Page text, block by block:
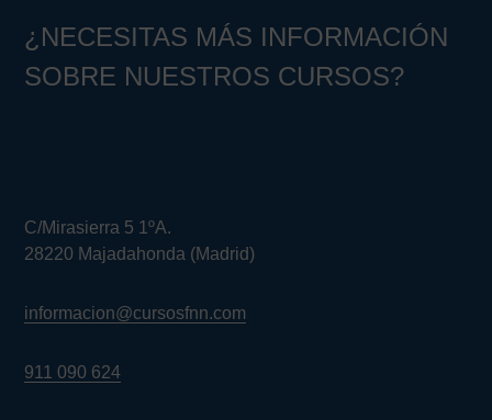
¿NECESITAS MÁS INFORMACIÓN
SOBRE NUESTROS CURSOS?
C/Mirasierra 5 1ºA.
28220 Majadahonda (Madrid)
informacion@cursosfnn.com
911 090 624